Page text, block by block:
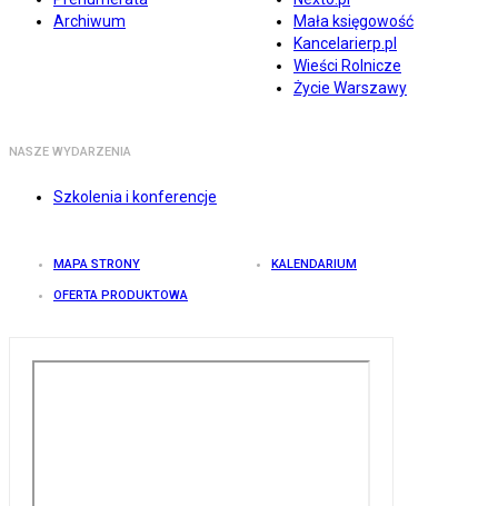
Archiwum
Mała księgowość
Kancelarierp.pl
Wieści Rolnicze
Życie Warszawy
NASZE WYDARZENIA
Szkolenia i konferencje
MAPA STRONY KALENDARIUM
OFERTA PRODUKTOWA